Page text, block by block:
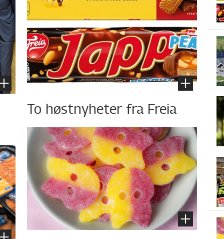
To høstnyheter fra Freia